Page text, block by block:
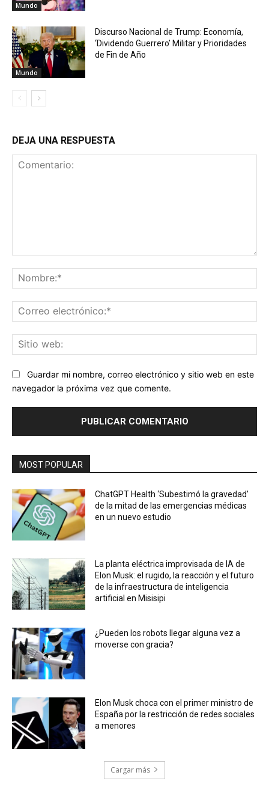
Mundo
Mundo
Discurso Nacional de Trump: Economía,
‘Dividendo Guerrero’ Militar y Prioridades
de Fin de Año
DEJA UNA RESPUESTA
Guardar mi nombre, correo electrónico y sitio web en este
navegador la próxima vez que comente.
MOST POPULAR
ChatGPT Health ‘Subestimó la gravedad’
de la mitad de las emergencias médicas
en un nuevo estudio
La planta eléctrica improvisada de IA de
Elon Musk: el rugido, la reacción y el futuro
de la infraestructura de inteligencia
artificial en Misisipi
¿Pueden los robots llegar alguna vez a
moverse con gracia?
Elon Musk choca con el primer ministro de
España por la restricción de redes sociales
a menores
Cargar más